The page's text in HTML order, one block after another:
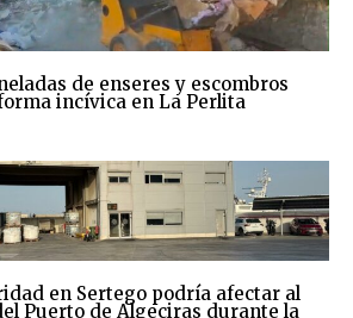
de enseres y escombros
incívica en La Perlita
en Sertego podría afectar al
Puerto de Algeciras durante la